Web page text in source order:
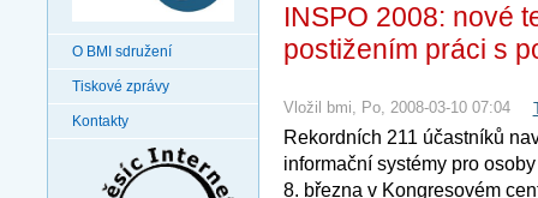
O BMI sdružení
Tiskové zprávy
Kontakty
INSPO 2008: nové
postižením práci s
Vložil bmi, Po, 2008-03-10 07:04
Rekordních 211 účastníků
informační systémy pro
8. března v Kongresovém